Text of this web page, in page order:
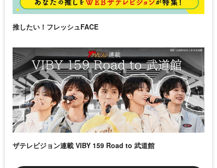
推したい！フレッシュFACE
ザテレビジョン連載 VIBY 159 Road to 武道館